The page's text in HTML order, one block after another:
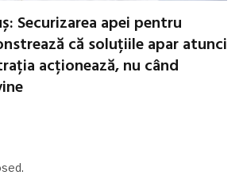
Securizarea apei pentru
că soluțiile apar atunci
acționează, nu când